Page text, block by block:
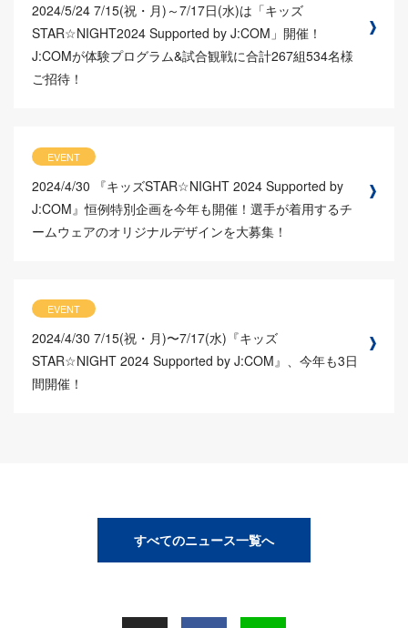
2024/5/24 7/15(祝・月)～7/17日(水)は「キッズ
STAR☆NIGHT2024 Supported by J:COM」開催！
J:COMが体験プログラム&試合観戦に合計267組534名様
ご招待！
EVENT
2024/4/30
『キッズSTAR☆NIGHT 2024 Supported by
J:COM』恒例特別企画を今年も開催！選手が着用するチ
ームウェアのオリジナルデザインを大募集！
EVENT
2024/4/30 7/15(祝・月)〜7/17(水)『キッズ
STAR☆NIGHT 2024 Supported by J:COM』、今年も3日
間開催！
すべてのニュース一覧へ